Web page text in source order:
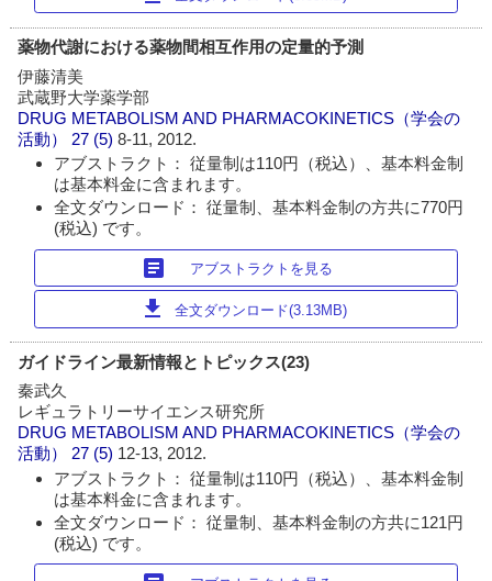
薬物代謝における薬物間相互作用の定量的予測
伊藤清美
武蔵野大学薬学部
DRUG METABOLISM AND PHARMACOKINETICS（学会の
活動）
27 (5)8-11, 2012.
アブストラクト： 従量制は110円（税込）、基本料金制
は基本料金に含まれます。
全文ダウンロード： 従量制、基本料金制の方共に770円
(税込) です。
article アブストラクトを見る
download 全文ダウンロード(3.13MB)
ガイドライン最新情報とトピックス(23)
秦武久
レギュラトリーサイエンス研究所
DRUG METABOLISM AND PHARMACOKINETICS（学会の
活動）
27 (5) 12-13, 2012.
アブストラクト： 従量制は110円（税込）、基本料金制
は基本料金に含まれます。
全文ダウンロード： 従量制、基本料金制の方共に121円
(税込) です。